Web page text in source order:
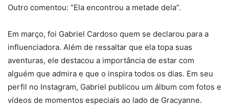
Outro comentou: “Ela encontrou a metade dela”.
Em março, foi Gabriel Cardoso quem se declarou para a
influenciadora. Além de ressaltar que ela topa suas
aventuras, ele destacou a importância de estar com
alguém que admira e que o inspira todos os dias. Em seu
perfil no Instagram, Gabriel publicou um álbum com fotos e
vídeos de momentos especiais ao lado de Gracyanne.